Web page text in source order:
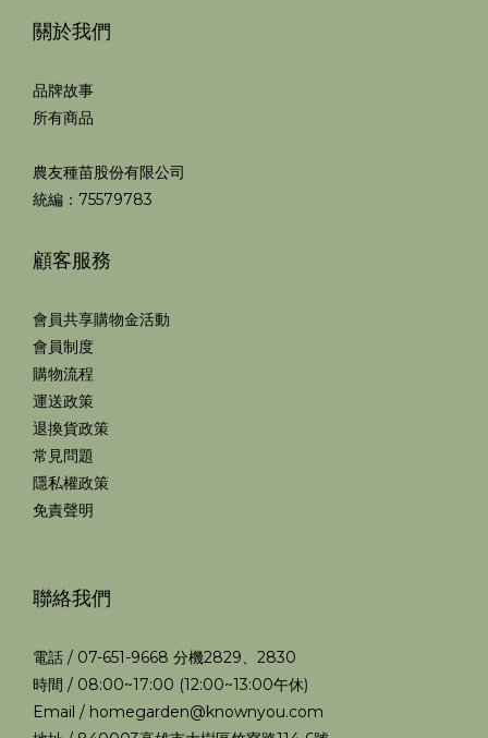
關於我們
品牌故事
所有商品
農友種苗股份有限公司
統編：75579783
顧客服務
會員共享購物金活動
會員制度
購物流程
運送政策
退換貨政策
常見問題
隱私權政策
免責聲明
聯絡我們
電話 / 07-651-9668 分機2829、2830
時間 / 08:00~17:00 (12:00~13:00午休)
Email / homegarden@knownyou.com